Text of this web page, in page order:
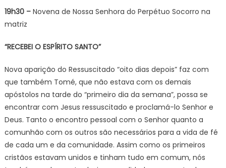
19h30 –Novena de Nossa Senhora do Perpétuo Socorro na
matriz
“RECEBEI O ESPÍRITO SANTO”
Nova aparição do Ressuscitado “oito dias depois” faz com
que também Tomé, que não estava com os demais
apóstolos na tarde do “primeiro dia da semana”, possa se
encontrar com Jesus ressuscitado e proclamá-lo Senhor e
Deus. Tanto o encontro pessoal com o Senhor quanto a
comunhão com os outros são necessários para a vida de fé
de cada um e da comunidade. Assim como os primeiros
cristãos estavam unidos e tinham tudo em comum, nós